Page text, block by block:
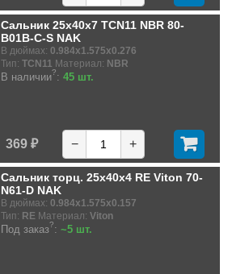
Сальник 25x40x7 TCN11 NBR 80-
B01B-C-S NAK
В дюймах: 0.984x1.575x0.276
Тип: TCN11 Материал: NBR
В наличии?: 45 шт.
369 ₽ − +
Сальник торц. 25x40x4 RE Viton 70-
N61-D NAK
В дюймах: 0.984x1.575x0.157
Тип: RE Материал: Viton
Под заказ?: ~5 шт.